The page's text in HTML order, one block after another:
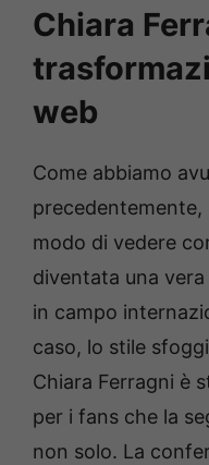
Chiara
web
Come abbiamo
precedentemente,
modo di vedere
diventata una
in campo
caso, lo stile
Chiara Ferragni è
per i fans che la
non solo. La